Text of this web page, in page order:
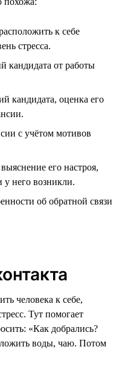
к себе
стресса.
кандидата от работы
кандидата, оценка его
с учётом мотивов
его настроя,
у него возникли.
об обратной связи
человека к себе,
Тут помогает
«Как добрались?
воды, чаю. Потом